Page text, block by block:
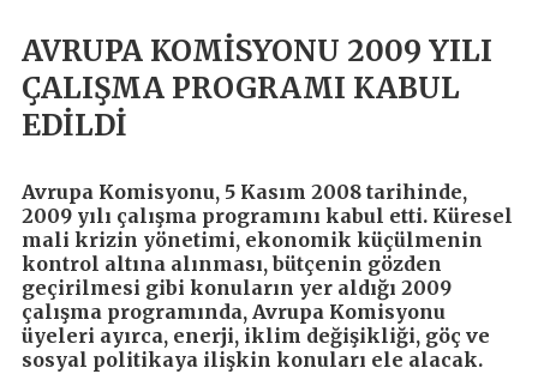
AVRUPA KOMİSYONU 2009 YILI
ÇALIŞMA PROGRAMI KABUL
EDİLDİ
Avrupa Komisyonu, 5 Kasım 2008 tarihinde,
2009 yılı çalışma programını kabul etti. Küresel
mali krizin yönetimi, ekonomik küçülmenin
kontrol altına alınması, bütçenin gözden
geçirilmesi gibi konuların yer aldığı 2009
çalışma programında, Avrupa Komisyonu
üyeleri ayırca, enerji, iklim değişikliği, göç ve
sosyal politikaya ilişkin konuları ele alacak.